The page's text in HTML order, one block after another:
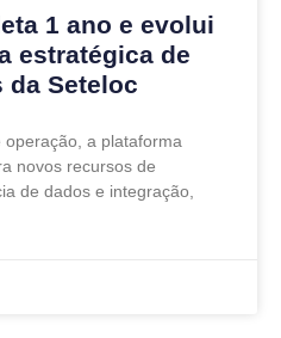
1 ano e evolui
estratégica de
da Seteloc
a plataforma
novos recursos de
de dados e integração,